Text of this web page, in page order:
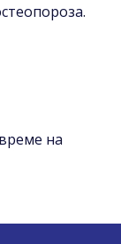
на